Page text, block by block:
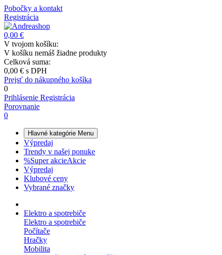
Pobočky a kontakt
Registrácia
0,00 €
V tvojom košíku:
V košíku nemáš žiadne produkty
Celková suma:
0,00 € s DPH
Prejsť do nákupného košíka
0
Prihlásenie Registrácia
Porovnanie
0
Hlavné kategórie Menu
Výpredaj
Trendy v našej ponuke
%Super akcieAkcie
Výpredaj
Klubové ceny
Vybrané značky
Elektro a spotrebiče
Elektro a spotrebiče
Počítače
Hračky
Mobilita